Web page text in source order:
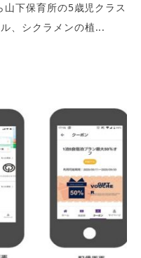
下保育所の5歳児クラス
、シクラメンの植...